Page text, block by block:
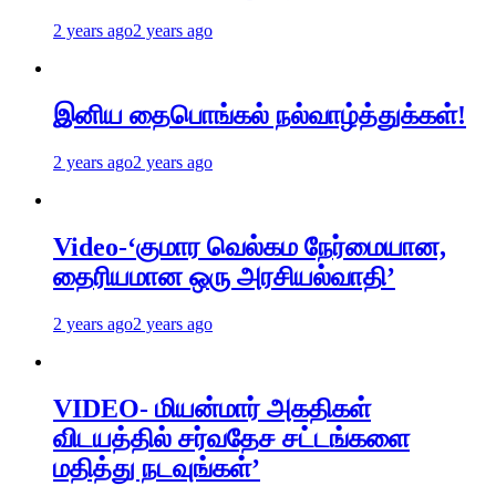
2 years ago2 years ago
இனிய தைபொங்கல் நல்வாழ்த்துக்கள்!
2 years ago2 years ago
Video-‘குமார வெல்கம நேர்மையான,
தைரியமான ஒரு அரசியல்வாதி’
2 years ago2 years ago
VIDEO- மியன்மார் அகதிகள்
விடயத்தில் சர்வதேச சட்டங்களை
மதித்து நடவுங்கள்’